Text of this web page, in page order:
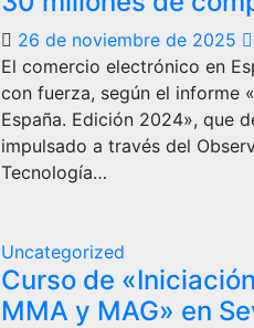
26 de noviembre de 2025
El comercio electrónico en
con fuerza, según el informe
España. Edición 2024», que
impulsado a través del
Tecnología…
Uncategorized
Curso de
MMA y MAG» en